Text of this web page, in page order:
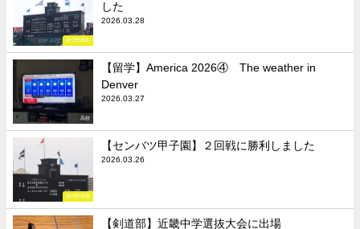
硬式野球部
した
2026.03.28
高校
【留学】America 2026④ The weather in
Denver
2026.03.27
硬式野球部
【センバツ甲子園】２回戦に勝利しました
2026.03.26
【剣道部】近畿中学選抜大会に出場